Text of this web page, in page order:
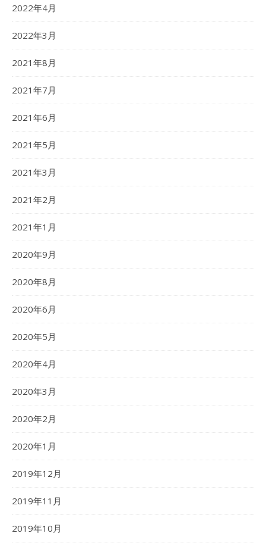
2022年4月
2022年3月
2021年8月
2021年7月
2021年6月
2021年5月
2021年3月
2021年2月
2021年1月
2020年9月
2020年8月
2020年6月
2020年5月
2020年4月
2020年3月
2020年2月
2020年1月
2019年12月
2019年11月
2019年10月